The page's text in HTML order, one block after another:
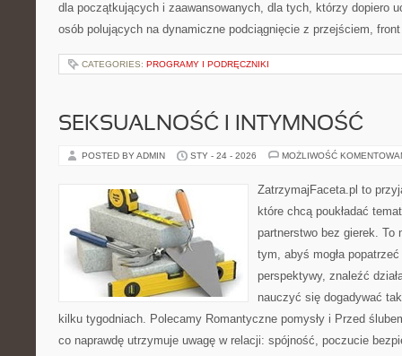
dla początkujących i zaawansowanych, dla tych, którzy dopiero
osób polujących na dynamiczne podciągnięcie z przejściem,
CATEGORIES: PROGRAMY I PODRĘCZNIKI
SEKSUALNOŚĆ I INTYMNOŚĆ
POSTED BY ADMIN STY - 24 - 2026 MOŻLIWOŚĆ
ZatrzymajFaceta.pl to
które chcą poukładać
partnerstwo bez gierek. To
tym, abyś mogła
perspektywy, znaleźć
nauczyć się dogadywać
kilku tygodniach. Polecamy Romantyczne pomysły i Przed
co naprawdę utrzymuje uwagę w relacji: spójność, poczucie